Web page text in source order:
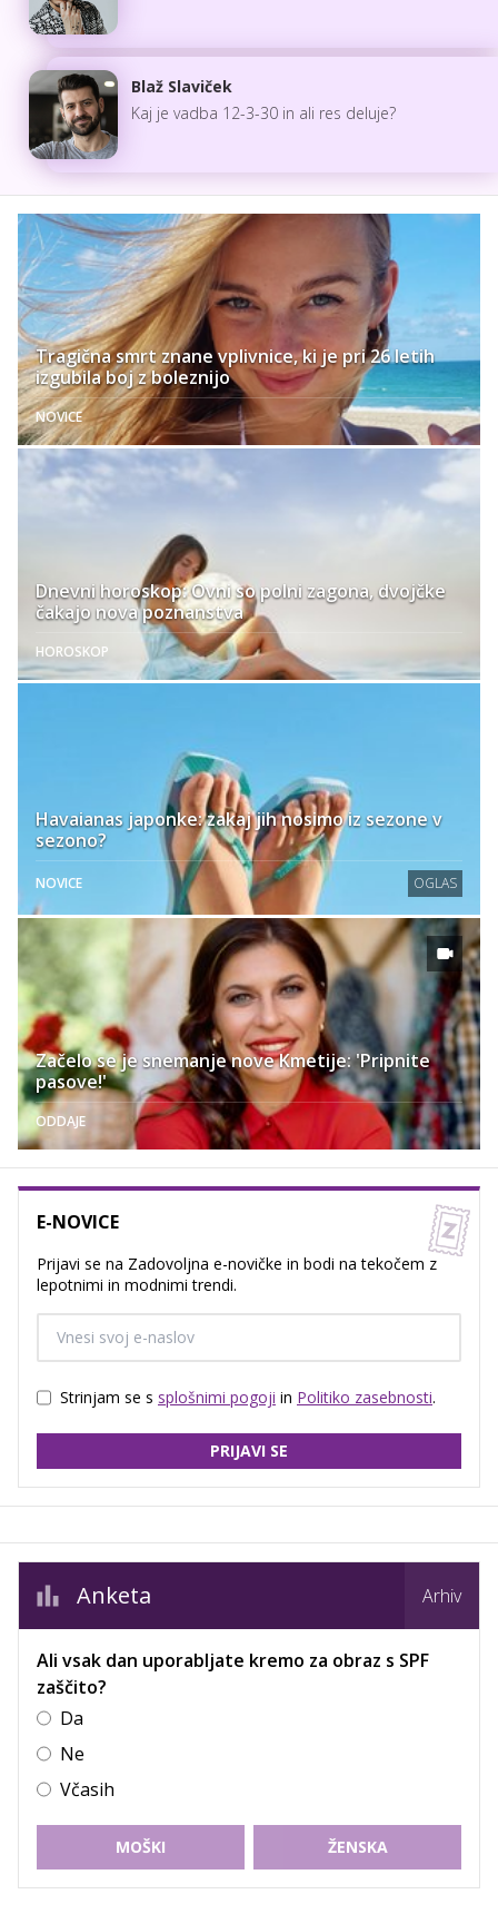
Blaž Slaviček
Kaj je vadba 12-3-30 in ali res deluje?
Tragična smrt znane vplivnice, ki je pri 26 letih
izgubila boj z boleznijo
NOVICE
Dnevni horoskop: Ovni so polni zagona, dvojčke
čakajo nova poznanstva
HOROSKOP
Havaianas japonke: zakaj jih nosimo iz sezone v
sezono?
NOVICE OGLAS
Začelo se je snemanje nove Kmetije: 'Pripnite
pasove!'
ODDAJE
E-NOVICE
Prijavi se na Zadovoljna e-novičke in bodi na tekočem z
lepotnimi in modnimi trendi.
Strinjam se s splošnimi pogoji in Politiko zasebnosti.
PRIJAVI SE
Anketa Arhiv
Ali vsak dan uporabljate kremo za obraz s SPF
zaščito?
Da
Ne
Včasih
MOŠKI ŽENSKA